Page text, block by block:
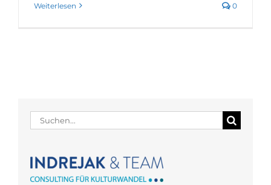
Weiterlesen 0
Suche